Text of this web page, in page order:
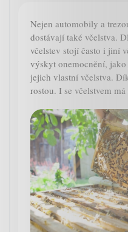
Nejen automobily a
dostávají také včelstva.
včelstev stojí často i jiní
výskyt onemocnění,
jejich vlastní včelstva.
rostou. I se včelstvem